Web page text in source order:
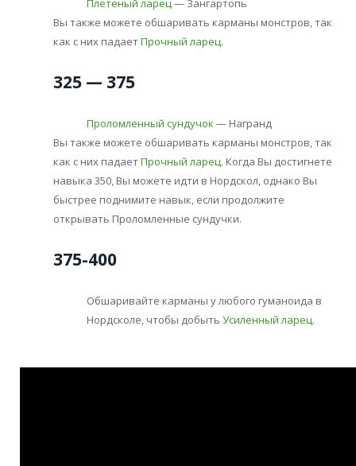
Плетеный ларец— Зангартопь
Вы также можете обшаривать карманы монстров, так
как с них падаетПрочный ларец.
325 — 375
Проломленный сундучок — Награнд
Вы также можете обшаривать карманы монстров, так
как с них падаетПрочный ларец. Когда Вы достигнете
навыка 350, Вы можете идти в Нордскол, однако Вы
быстрее поднимите навык, если продолжите
открывать Проломленные сундучки.
375-400
Обшаривайте карманы у любого гуманоида в
Нордсколе, чтобы добыть Усиленный ларец.